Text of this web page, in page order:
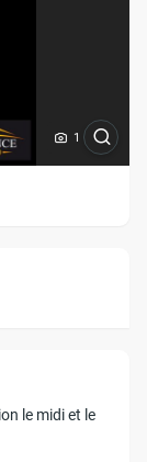
1
le midi et le